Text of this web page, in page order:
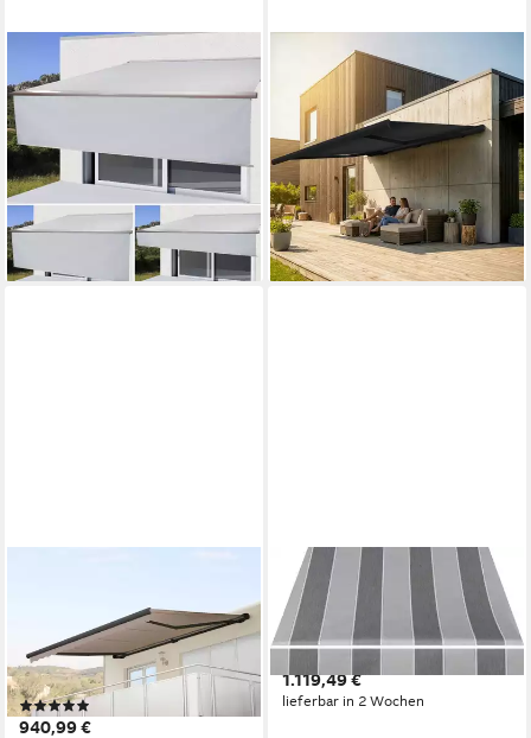
Kassettenmarkise H124-5x3-
205W, Winkel 0°-22°
stufenlos einstellbar
1.701,99 €
lieferbar - in 6-8 Werktagen bei dir
Kassettenmarkise elektrische
Vollkassettenmarkise 2x1,5m
Anthrazit, freie Tuchwahl
ab 889,00 €
lieferbar - in 4-5 Werktagen bei dir
V Elektrische Kassetten-
Markise, Markise von 0° bis
22° einstellbar
940,99 €
SPETTMANN
Halbkassettenmarkise SKY
FIX 350 cm Breite, 250 cm
Ausfall, Volant gewellt
1.119,49 €
lieferbar in 2 Wochen